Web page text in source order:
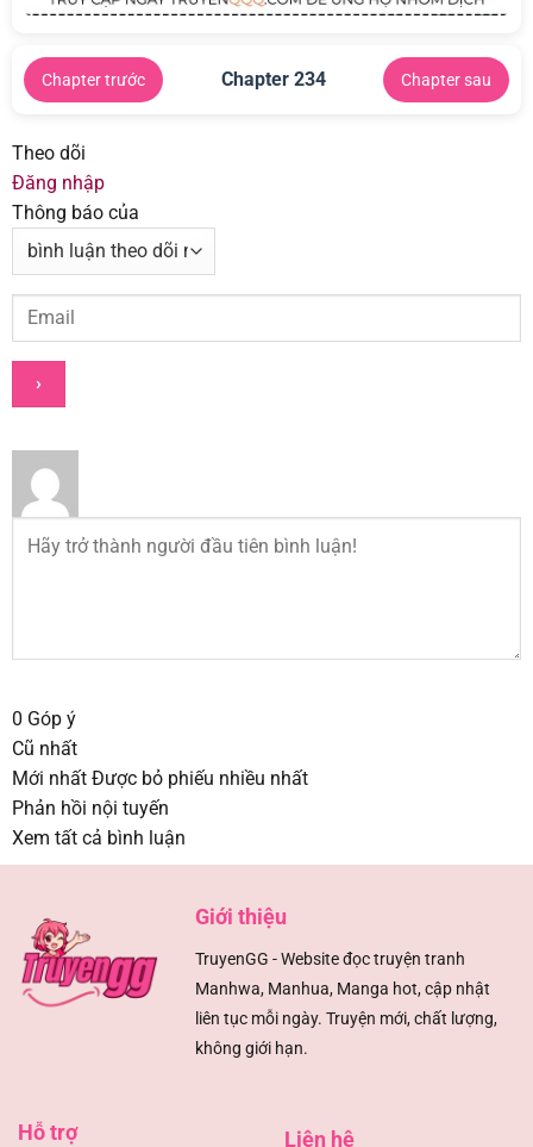
Chapter trước Chapter 234 Chapter sau
Theo dõi
Đăng nhập
Thông báo của
0 Góp ý
Cũ nhất
Mới nhất Được bỏ phiếu nhiều nhất
Phản hồi nội tuyến
Xem tất cả bình luận
Giới thiệu
TruyenGG - Website đọc truyện tranh
Manhwa, Manhua, Manga hot, cập nhật
liên tục mỗi ngày. Truyện mới, chất lượng,
không giới hạn.
Hỗ trợ Liên hệ